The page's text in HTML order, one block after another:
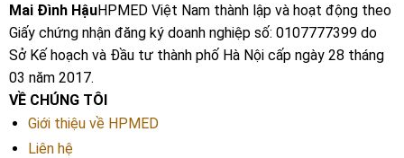
Mai Đình HậuHPMED Việt Nam thành lập và hoạt động theo
Giấy chứng nhận đăng ký doanh nghiệp số: 0107777399 do
Sở Kế hoạch và Đầu tư thành phố Hà Nội cấp ngày 28 tháng
03 năm 2017.
VỀ CHÚNG TÔI
Giới thiệu về HPMED
Liên hệ